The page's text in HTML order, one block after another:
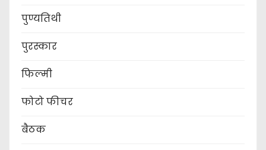
पुण्यतिथी
पुरस्कार
फिल्मी
फोटो फीचर
बैठक